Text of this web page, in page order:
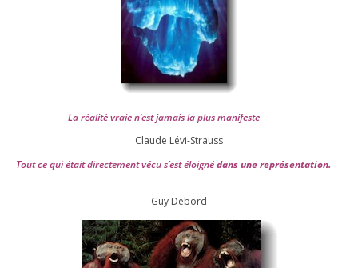
La réa­lité vraie n’est jamais la plus mani­feste.
Claude Lévi-Strauss
Tout ce qui était direc­te­ment vécu s’est éloi­gnédans une repré­sen­ta­tion.
Guy Debord